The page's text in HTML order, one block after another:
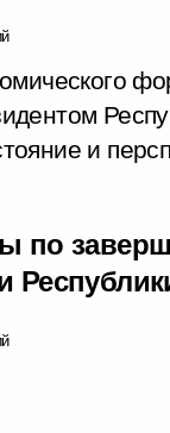
и
по